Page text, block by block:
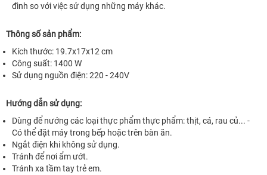
đình so với việc sử dụng những máy khác.
Thông số sản phẩm:
Kích thước: 19.7x17x12 cm
Công suất: 1400 W
Sử dụng nguồn điện: 220 - 240V
Hướng dẫn sử dụng:
Dùng để nướng các loại thực phẩm thực phẩm: thịt, cá, rau củ... -
Có thể đặt máy trong bếp hoặc trên bàn ăn.
Ngắt điện khi không sử dụng.
Tránh để nơi ẩm ướt.
Tránh xa tầm tay trẻ em.